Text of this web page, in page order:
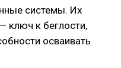
системы. Их
ключ к беглости,
осваивать